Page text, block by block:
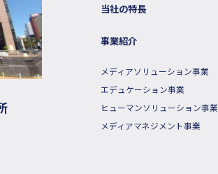
当社の特長
事業紹介
メディアソリューション事業
エデュケーション事業
ヒューマンソリューション事業
メディアマネジメント事業